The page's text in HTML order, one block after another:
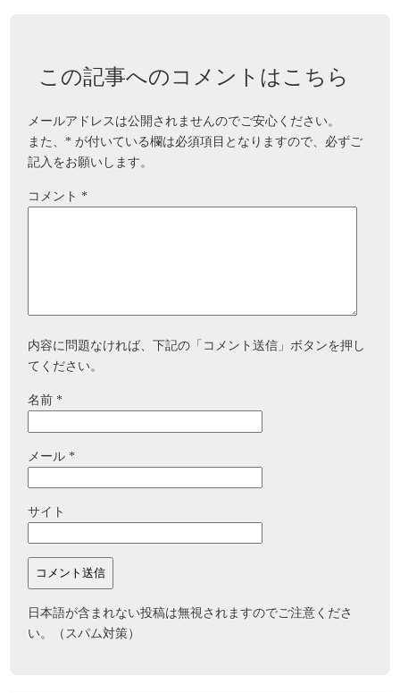
この記事へのコメントはこちら
メールアドレスは公開されませんのでご安心ください。
また、* が付いている欄は必須項目となりますので、必ずご
記入をお願いします。
コメント*
内容に問題なければ、下記の「コメント送信」ボタンを押し
てください。
名前*
メール*
サイト
日本語が含まれない投稿は無視されますのでご注意くださ
い。（スパム対策）